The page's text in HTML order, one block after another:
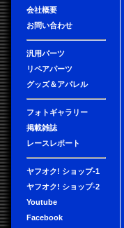
会社概要
お問い合わせ
汎用パーツ
リペアパーツ
グッズ＆アパレル
フォトギャラリー
掲載雑誌
レースレポート
ヤフオク! ショップ-1
ヤフオク! ショップ-2
Youtube
Facebook